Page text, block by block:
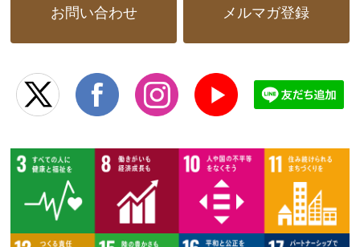
お問い合わせ メルマガ登録